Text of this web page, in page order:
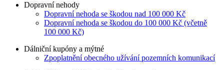
Dopravní nehody
Dopravní nehoda se škodou nad 100 000 Kč
Dopravní nehoda se škodou do 100 000 Kč (včetně
100 000 Kč)
Dálniční kupóny a mýtné
Zpoplatnění obecného užívání pozemních komunikací